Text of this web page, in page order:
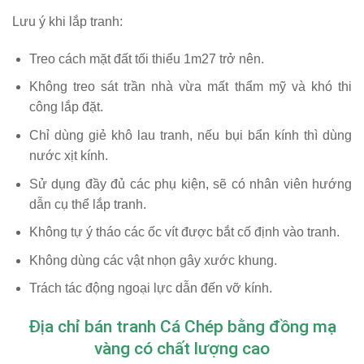
Lưu ý khi lắp tranh:
Treo cách mặt đất tối thiểu 1m27 trở nên.
Không treo sát trần nhà vừa mất thẩm mỹ và khó thi
công lắp đặt.
Chỉ dùng giẻ khô lau tranh, nếu bụi bẩn kính thì dùng
nước xịt kính.
Sử dụng đầy đủ các phụ kiện, sẽ có nhân viên hướng
dẫn cụ thể lắp tranh.
Không tự ý tháo các ốc vít được bắt cố định vào tranh.
Không dùng các vật nhọn gây xước khung.
Trách tác động ngoại lực dẫn đến vỡ kính.
Địa chỉ bán tranh Cá Chép bằng đồng mạ
vàng có chất lượng cao